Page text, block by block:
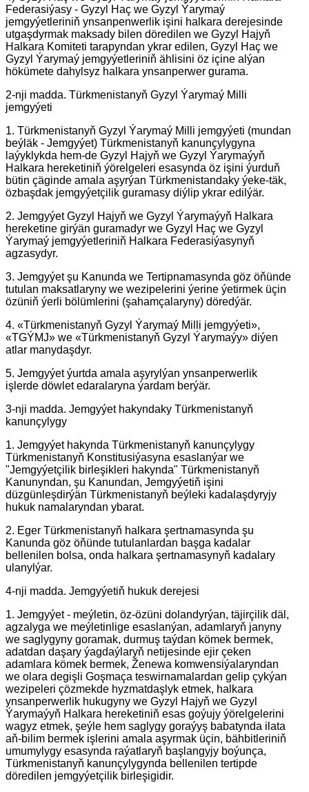
Federasiýasy - Gyzyl Haç we Gyzyl Ýarymaý
jemgyýetleriniň ynsanpenwerlik işini halkara derejesinde
utgaşdyrmak maksady bilen döredilen we Gyzyl Hajyň
Halkara Komiteti tarapyndan ykrar edilen, Gyzyl Haç we
Gyzyl Ýarymaý jemgyýetleriniň ählisini öz içine alýan
hökümete dahylsyz halkara ynsanperwer gurama.
2-nji madda. Türkmenistanyň Gyzyl Ýarymaý Milli
jemgyýeti
1. Türkmenistanyň Gyzyl Ýarymaý Milli jemgyýeti (mundan
beýläk - Jemgyýet) Türkmenistanyň kanunçylygyna
laýyklykda hem-de Gyzyl Hajyň we Gyzyl Ýarymaýyň
Halkara hereketiniň ýörelgeleri esasynda öz işini ýurduň
bütin çäginde amala aşyrýan Türkmenistandaky ýeke-täk,
özbaşdak jemgyýetçilik guramasy diýlip ykrar edilýär.
2. Jemgyýet Gyzyl Hajyň we Gyzyl Ýarymaýyň Halkara
hereketine girýän guramadyr we Gyzyl Haç we Gyzyl
Ýarymaý jemgyýetleriniň Halkara Federasiýasynyň
agzasydyr.
3. Jemgyýet şu Kanunda we Tertipnamasynda göz öňünde
tutulan maksatlaryny we wezipelerini ýerine ýetirmek üçin
özüniň ýerli bölümlerini (şahamçalaryny) döredýär.
4. «Türkmenistanyň Gyzyl Ýarymaý Milli jemgyýeti»,
«TGÝMJ» we «Türkmenistanyň Gyzyl Ýarymaýy» diýen
atlar manydaşdyr.
5. Jemgyýet ýurtda amala aşyrylýan ynsanperwerlik
işlerde döwlet edaralaryna ýardam berýär.
3-nji madda. Jemgyýet hakyndaky Türkmenistanyň
kanunçylygy
1. Jemgyýet hakynda Türkmenistanyň kanunçylygy
Türkmenistanyň Konstitusiýasyna esaslanýar we
"Jemgyýetçilik birleşikleri hakynda" Türkmenistanyň
Kanunyndan, şu Kanundan, Jemgyýetiň işini
düzgünleşdirýän Türkmenistanyň beýleki kadalaşdyryjy
hukuk namalaryndan ybarat.
2. Eger Türkmenistanyň halkara şertnamasynda şu
Kanunda göz öňünde tutulanlardan başga kadalar
bellenilen bolsa, onda halkara şertnamasynyň kadalary
ulanylýar.
4-nji madda. Jemgyýetiň hukuk derejesi
1. Jemgyýet - meýletin, öz-özüni dolandyrýan, täjirçilik däl,
agzalyga we meýletinlige esaslanýan, adamlaryň janyny
we saglygyny goramak, durmuş taýdan kömek bermek,
adatdan daşary ýagdaýlaryň netijesinde ejir çeken
adamlara kömek bermek, Ženewa komwensiýalaryndan
we olara degişli Goşmaça teswirnamalardan gelip çykýan
wezipeleri çözmekde hyzmatdaşlyk etmek, halkara
ynsanperwerlik hukugyny we Gyzyl Hajyň we Gyzyl
Ýarymaýyň Halkara hereketiniň esas goýujy ýörelgelerini
wagyz etmek, şeýle hem saglygy goraýyş babatynda ilata
aň-bilim bermek işlerini amala aşyrmak üçin, bähbitleriniň
umumylygy esasynda raýatlaryň başlangyjy boýunça,
Türkmenistanyň kanunçylygynda bellenilen tertipde
döredilen jemgyýetçilik birleşigidir.